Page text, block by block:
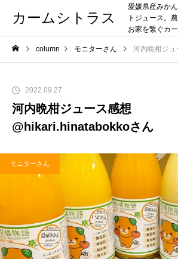
カームシトラス
愛媛県産みか
トジュース。
お家を繋ぐカ
column モニターさん 河内晩柑ジュース
2022.09.27
河内晩柑ジュース感想
@hikari.hinatabokkoさん
モニターさん